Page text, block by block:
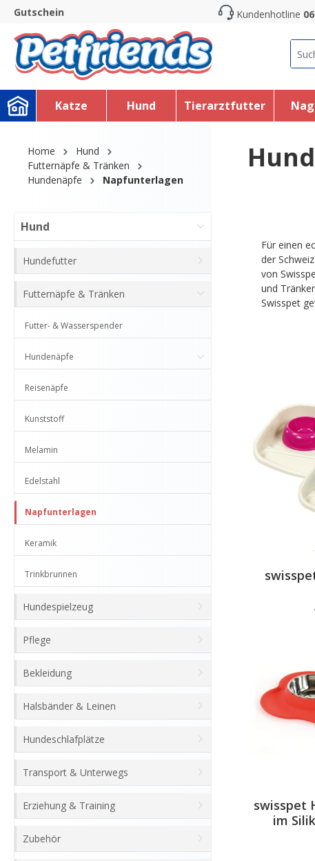
Skip to main navigation
Gutschein Kundenhotline
Katze Hund Tierarztfutter
Home
Hund
Futternäpfe & Tränken
Hundenäpfe
Napfunterlagen
Hund
Hundefutter
Futternäpfe & Tränken
Futter- & Wasserspender
Hundenäpfe
Reisenäpfe
Kunststoff
Melamin
Edelstahl
Napfunterlagen
Keramik
Trinkbrunnen
Hundespielzeug
Pflege
Bekleidung
Halsbänder & Leinen
Hundeschlafplätze
Transport & Unterwegs
Erziehung & Training
Zubehör
Für einen
der
von
und
Swisspet
swisspet
im